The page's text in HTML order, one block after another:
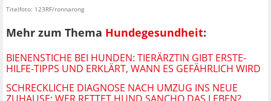
Titelfoto: 123RF/ronnarong
Mehr zum Thema Hundegesundheit:
BIENENSTICHE BEI HUNDEN: TIERÄRZTIN GIBT ERSTE-
HILFE-TIPPS UND ERKLÄRT, WANN ES GEFÄHRLICH WIRD
SCHRECKLICHE DIAGNOSE NACH UMZUG INS NEUE